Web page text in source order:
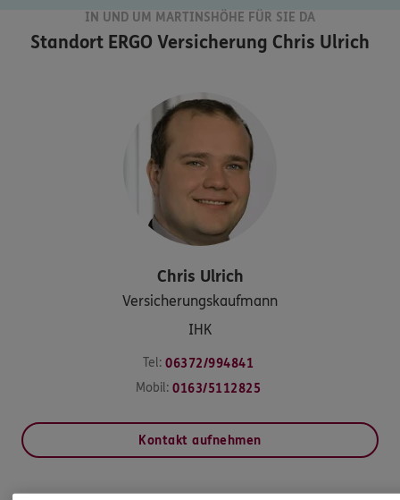
IN UND UM MARTINSHÖHE FÜR SIE DA
Standort ERGO Versicherung Chris Ulrich
Chris Ulrich
Versicherungskaufmann
IHK
Tel: 06372/994841
Mobil: 0163/5112825
Kontakt aufnehmen